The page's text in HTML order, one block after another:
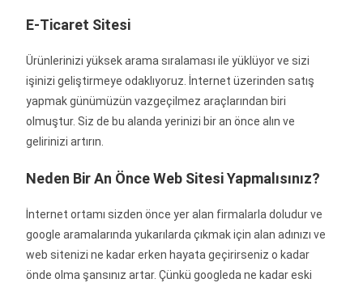
E-Ticaret Sitesi
Ürünlerinizi yüksek arama sıralaması ile yüklüyor ve sizi
işinizi geliştirmeye odaklıyoruz. İnternet üzerinden satış
yapmak günümüzün vazgeçilmez araçlarından biri
olmuştur. Siz de bu alanda yerinizi bir an önce alın ve
gelirinizi artırın.
Neden Bir An Önce Web Sitesi Yapmalısınız?
İnternet ortamı sizden önce yer alan firmalarla doludur ve
google aramalarında yukarılarda çıkmak için alan adınızı ve
web sitenizi ne kadar erken hayata geçirirseniz o kadar
önde olma şansınız artar. Çünkü googleda ne kadar eski